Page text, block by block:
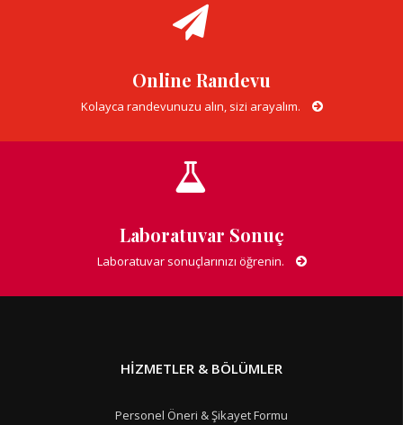
Online Randevu
Kolayca randevunuzu alın, sizi arayalım.
Laboratuvar Sonuç
Laboratuvar sonuçlarınızı öğrenin.
HIZMETLER & BÖLÜMLER
Personel Öneri & Şikayet Formu